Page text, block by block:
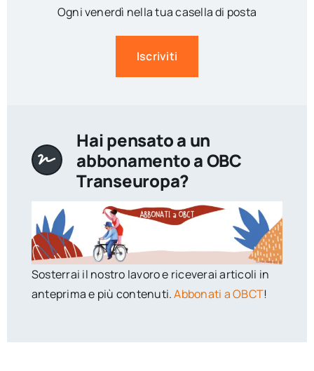
Ogni venerdì nella tua casella di posta
Iscriviti
Hai pensato a un
abbonamento a OBC
Transeuropa?
Sosterrai il nostro lavoro e riceverai articoli in
anteprima e più contenuti.Abbonati a OBCT!